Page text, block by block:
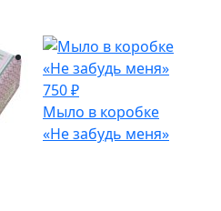
750₽
Мыло в коробке
«Не забудь меня»